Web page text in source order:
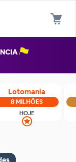
Lotomania
8 MILHÕES
HOJE